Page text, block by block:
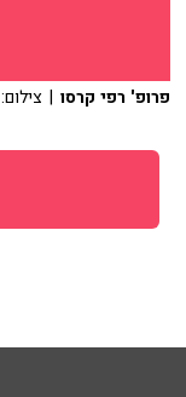
פרופ' רפי קרסו | צילום: 103fm